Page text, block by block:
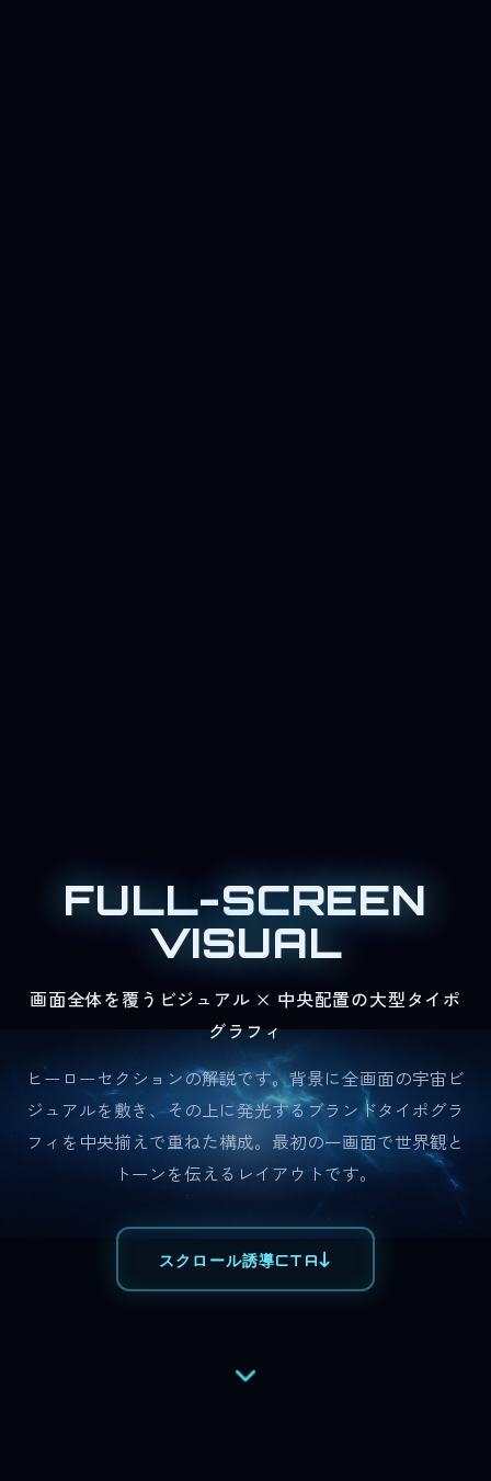
FULL-SCREEN
VISUAL
画面全体を覆うビジュアル × 中央配置の大型タイポ
グラフィ
ヒーローセクションの解説です。背景に全画面の宇宙ビ
ジュアルを敷き、その上に発光するブランドタイポグラ
フィを中央揃えで重ねた構成。最初の一画面で世界観と
トーンを伝えるレイアウトです。
スクロール誘導CTA